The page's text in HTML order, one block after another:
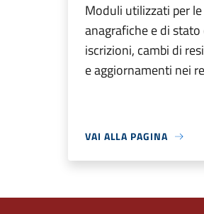
Moduli utilizzati per
anagrafiche e di stato
iscrizioni, cambi di
e aggiornamenti nei
VAI ALLA PAGINA